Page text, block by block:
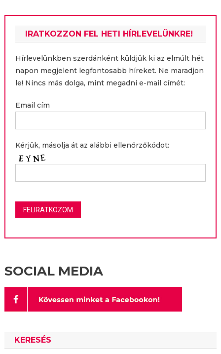
IRATKOZZON FEL HETI HÍRLEVELÜNKRE!
Hírlevelünkben szerdánként küldjük ki az elmúlt hét
napon megjelent legfontosabb híreket. Ne maradjon
le! Nincs más dolga, mint megadni e-mail címét:
Email cím
Kérjük, másolja át az alábbi ellenőrzőkódot:
SOCIAL MEDIA
KERESÉS